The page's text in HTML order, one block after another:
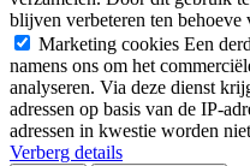
blijven verbeteren ten behoeve
Marketing cookies Een
namens ons om het
analyseren. Via deze dienst
adressen op basis van de IP-
adressen in kwestie worden
Verberg details